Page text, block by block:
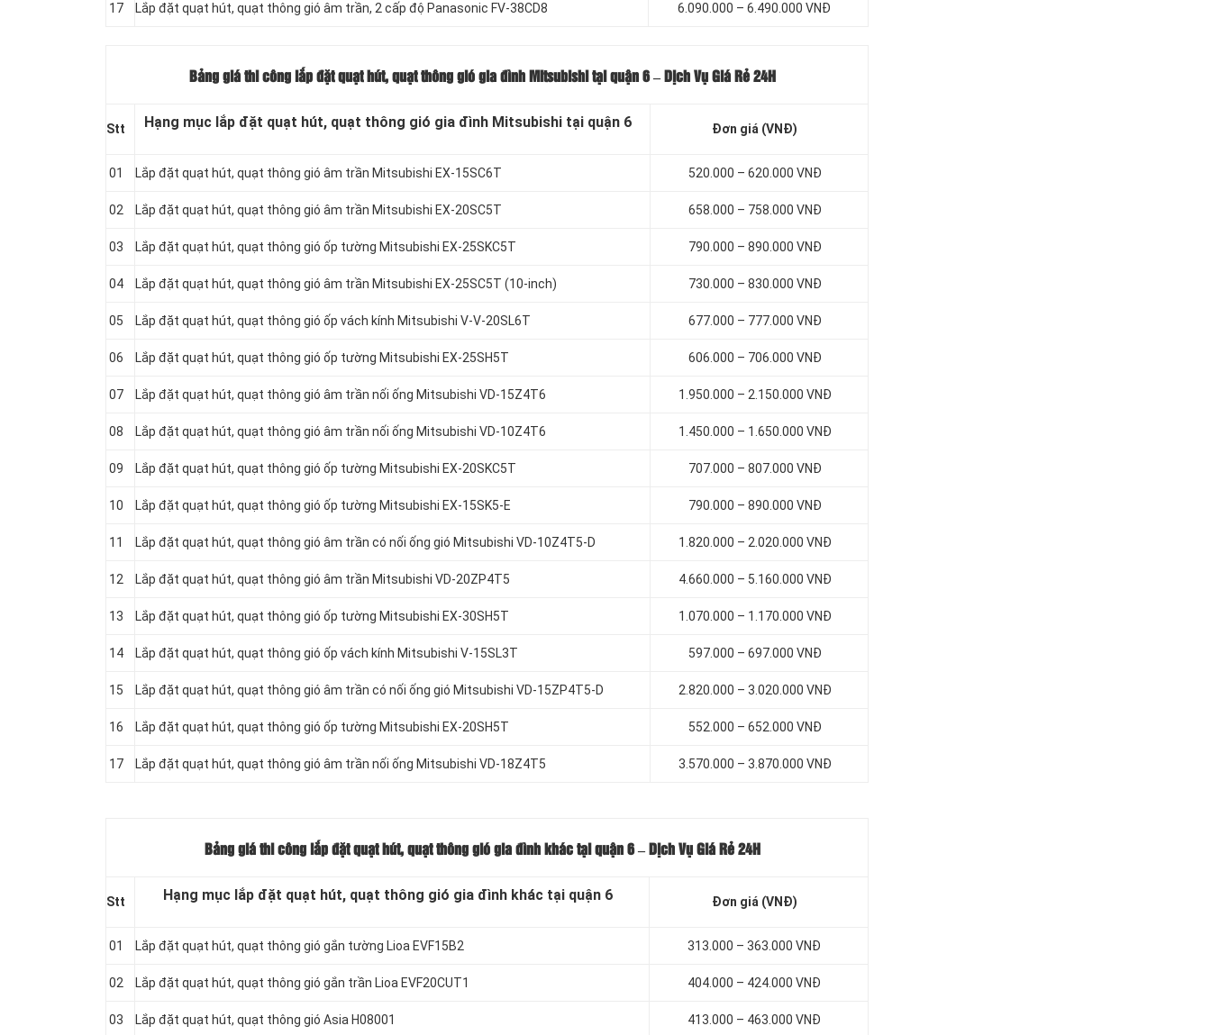
17 Lắp đặt quạt hút, quạt thông gió âm trần, 2 cấp độ Panasonic FV-38CD8 6.090.000 – 6.490.000 VNĐ
Bảng giá thi công lắp đặt quạt hút, quạt thông gió gia đình Mitsubishi tại quận 6 – Dịch Vụ Giá Rẻ 24H
Stt Hạng mục lắp đặt quạt hút, quạt thông gió gia đình Mitsubishi tại quận 6 Đơn giá (VNĐ)
01 Lắp đặt quạt hút, quạt thông gió âm trần Mitsubishi EX-15SC6T 520.000 – 620.000 VNĐ
02 Lắp đặt quạt hút, quạt thông gió âm trần Mitsubishi EX-20SC5T 658.000 – 758.000 VNĐ
03 Lắp đặt quạt hút, quạt thông gió ốp tường Mitsubishi EX-25SKC5T 790.000 – 890.000 VNĐ
04 Lắp đặt quạt hút, quạt thông gió âm trần Mitsubishi EX-25SC5T (10-inch) 730.000 – 830.000 VNĐ
05 Lắp đặt quạt hút, quạt thông gió ốp vách kính Mitsubishi V-V-20SL6T 677.000 – 777.000 VNĐ
06 Lắp đặt quạt hút, quạt thông gió ốp tường Mitsubishi EX-25SH5T 606.000 – 706.000 VNĐ
07 Lắp đặt quạt hút, quạt thông gió âm trần nối ống Mitsubishi VD-15Z4T6 1.950.000 – 2.150.000 VNĐ
08 Lắp đặt quạt hút, quạt thông gió âm trần nối ống Mitsubishi VD-10Z4T6 1.450.000 – 1.650.000 VNĐ
09 Lắp đặt quạt hút, quạt thông gió ốp tường Mitsubishi EX-20SKC5T 707.000 – 807.000 VNĐ
10 Lắp đặt quạt hút, quạt thông gió ốp tường Mitsubishi EX-15SK5-E 790.000 – 890.000 VNĐ
11 Lắp đặt quạt hút, quạt thông gió âm trần có nối ống gió Mitsubishi VD-10Z4T5-D 1.820.000 – 2.020.000 VNĐ
12 Lắp đặt quạt hút, quạt thông gió âm trần Mitsubishi VD-20ZP4T5 4.660.000 – 5.160.000 VNĐ
13 Lắp đặt quạt hút, quạt thông gió ốp tường Mitsubishi EX-30SH5T 1.070.000 – 1.170.000 VNĐ
14 Lắp đặt quạt hút, quạt thông gió ốp vách kính Mitsubishi V-15SL3T 597.000 – 697.000 VNĐ
15 Lắp đặt quạt hút, quạt thông gió âm trần có nối ống gió Mitsubishi VD-15ZP4T5-D 2.820.000 – 3.020.000 VNĐ
16 Lắp đặt quạt hút, quạt thông gió ốp tường Mitsubishi EX-20SH5T 552.000 – 652.000 VNĐ
17 Lắp đặt quạt hút, quạt thông gió âm trần nối ống Mitsubishi VD-18Z4T5 3.570.000 – 3.870.000 VNĐ
Bảng giá thi công lắp đặt quạt hút, quạt thông gió gia đình khác tại quận 6 – Dịch Vụ Giá Rẻ 24H
Stt Hạng mục lắp đặt quạt hút, quạt thông gió gia đình khác tại quận 6 Đơn giá (VNĐ)
01 Lắp đặt quạt hút, quạt thông gió gắn tường Lioa EVF15B2 313.000 – 363.000 VNĐ
02 Lắp đặt quạt hút, quạt thông gió gắn trần Lioa EVF20CUT1 404.000 – 424.000 VNĐ
03 Lắp đặt quạt hút, quạt thông gió Asia H08001 413.000 – 463.000 VNĐ